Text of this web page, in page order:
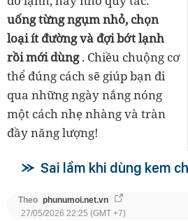
uống từng ngụm nhỏ, chọn
loại ít đường và đợi bớt lạnh
rồi mới dùng. Chiều chuộng cơ
thể đúng cách sẽ giúp bạn đi
qua những ngày nắng nóng
một cách nhẹ nhàng và tràn
đầy năng lượng!
Sai lầm khi dùng kem
Theo phunumoi.net.vn
27/05/2026 22:25 (GMT +7)